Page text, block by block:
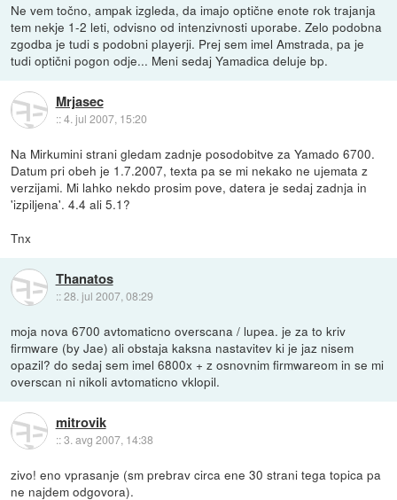
Ne vem točno, ampak izgleda, da imajo optične enote rok trajanja
tem nekje 1-2 leti, odvisno od intenzivnosti uporabe. Zelo podobna
zgodba je tudi s podobni playerji. Prej sem imel Amstrada, pa je
tudi optični pogon odje... Meni sedaj Yamadica deluje bp.
Mrjasec
::4. jul 2007, 15:20
Na Mirkumini strani gledam zadnje posodobitve za Yamado 6700.
Datum pri obeh je 1.7.2007, texta pa se mi nekako ne ujemata z
verzijami. Mi lahko nekdo prosim pove, datera je sedaj zadnja in
'izpiljena'. 4.4 ali 5.1?
Tnx
Thanatos
::28. jul 2007, 08:29
moja nova 6700 avtomaticno overscana / lupea. je za to kriv
firmware (by Jae) ali obstaja kaksna nastavitev ki je jaz nisem
opazil? do sedaj sem imel 6800x + z osnovnim firmwareom in se mi
overscan ni nikoli avtomaticno vklopil.
mitrovik
::3. avg 2007, 14:38
zivo! eno vprasanje (sm prebrav circa ene 30 strani tega topica pa
ne najdem odgovora).